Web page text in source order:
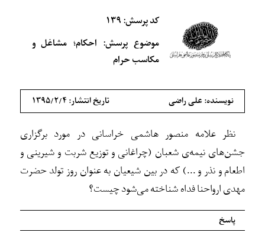
کد پرسش: ۱۳۹
موضوع پرسش: احکام؛ مشاغل و
مکاسب حرام
نویسنده: علی راضی تاریخ انتشار: ۱۳۹۵/۲/۴
نظر علامه منصور هاشمی خراسانی در مورد برگزاری
جشن‌های نیمه‌ی شعبان (چراغانی و توزیع شربت و شیرینی و
اطعام و نذر و ...) که در بین شیعیان به عنوان روز تولد حضرت
مهدی ارواحنا فداه شناخته می‌شود چیست؟
پاسخ